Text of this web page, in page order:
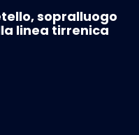
sopralluogo
linea tirrenica